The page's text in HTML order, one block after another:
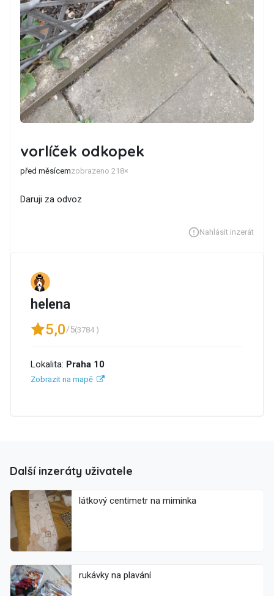
vorlíček odkopek
před měsícemzobrazeno 218×
Daruji za odvoz
Nahlásit inzerát
helena
5,0/5(3784 )
Lokalita: Praha 10
Zobrazit na mapě
Další inzeráty uživatele
látkový centimetr na miminka
rukávky na plavání